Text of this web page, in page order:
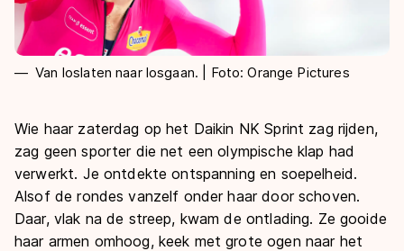
Winacties
Olympische uitslagen
Van Jong tot Goud verhalen
Van loslaten naar losgaan. | Foto: Orange Pictures
Wie haar zaterdag op het Daikin NK Sprint zag rijden,
zag geen sporter die net een olympische klap had
verwerkt. Je ontdekte ontspanning en soepelheid.
Alsof de rondes vanzelf onder haar door schoven.
Daar, vlak na de streep, kwam de ontlading. Ze gooide
haar armen omhoog, keek met grote ogen naar het